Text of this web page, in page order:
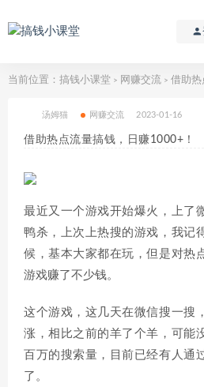
当前位置： 搞钱小课堂 > 网赚交流 > 借助热
汤姆猫 网赚交流 2023-01-16
借助热点流量搞钱，日赚1000+！
最近又一个游戏开始爆火，上了
鸭杀，上次上热搜的游戏，我记
候，基本大家都在玩，但是对热
游戏赚了不少钱。
这个游戏，这几天在微信搜一搜
涨，相比之前的羊了个羊，可能
百万的搜索量，目前已经有人通
了。